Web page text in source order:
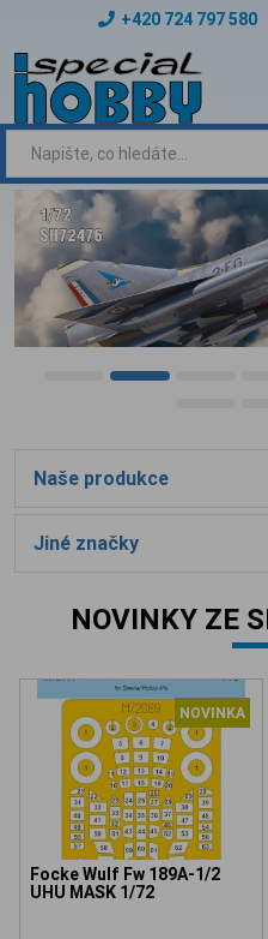
+420 724 797 580
Naše produkce
Jiné značky
NOVINKY ZE
NOVINKA
Focke Wulf Fw 189A-1/2
UHU MASK 1/72